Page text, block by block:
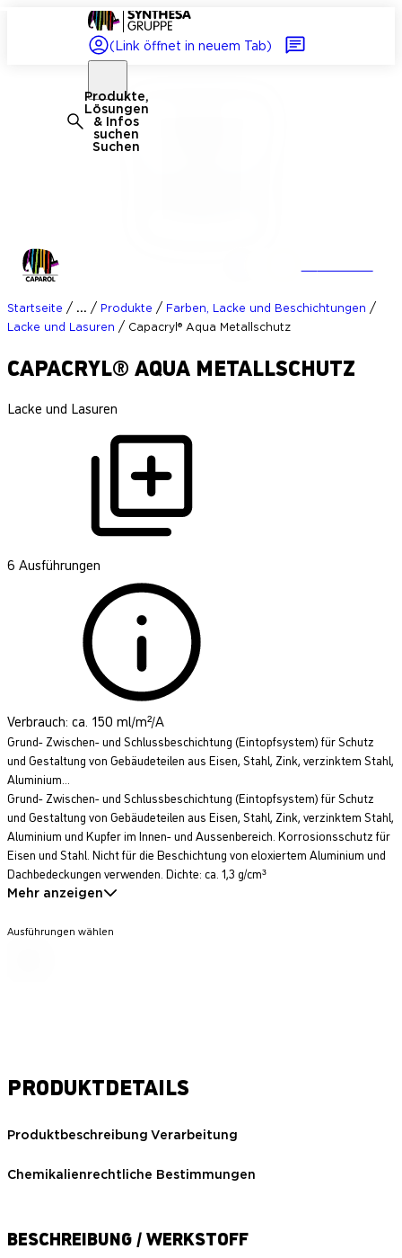
(Link öffnet in neuem Tab)
Produkte,
Lösungen
& Infos
suchen
Suchen
Startseite / ... / Produkte / Farben, Lacke und Beschichtungen /
Lacke und Lasuren / Capacryl® Aqua Metallschutz
CAPACRYL® AQUA METALLSCHUTZ
Lacke und Lasuren
6 Ausführungen
Verbrauch: ca. 150 ml/m²/A
Grund- Zwischen- und Schlussbeschichtung (Eintopfsystem) für Schutz
und Gestaltung von Gebäudeteilen aus Eisen, Stahl, Zink, verzinktem Stahl,
Aluminium...
Grund- Zwischen- und Schlussbeschichtung (Eintopfsystem) für Schutz
und Gestaltung von Gebäudeteilen aus Eisen, Stahl, Zink, verzinktem Stahl,
Aluminium und Kupfer im Innen- und Aussenbereich. Korrosionsschutz für
Eisen und Stahl. Nicht für die Beschichtung von eloxiertem Aluminium und
Dachbedeckungen verwenden. Dichte: ca. 1,3 g/cm³
Mehr anzeigen
Ausführungen wählen
PRODUKTDETAILS
Produktbeschreibung Verarbeitung
Chemikalienrechtliche Bestimmungen
BESCHREIBUNG / WERKSTOFF